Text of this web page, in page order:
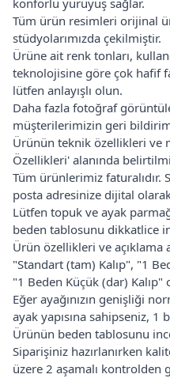
Tüm ürün resimleri orijinal
stüdyolarımızda çekilmiştir.
Ürüne ait renk tonları,
teknolojisine göre çok hafif
lütfen anlayışlı olun.
Daha fazla fotoğraf
müşterilerimizin geri
Ürünün teknik özellikleri ve
Özellikleri' alanında
Tüm ürünlerimiz faturalıdır.
posta adresinize dijital
Lütfen topuk ve ayak
beden tablosunu dikkatlice
Ürün özellikleri ve açıklama
"Standart (tam) Kalıp", "1
"1 Beden Küçük (dar) Kalıp"
Eğer ayağınızın genişliği
ayak yapısına sahipseniz,
Ürünün beden tablosunu
Siparişiniz hazırlanırken
üzere 2 aşamalı kontrolden